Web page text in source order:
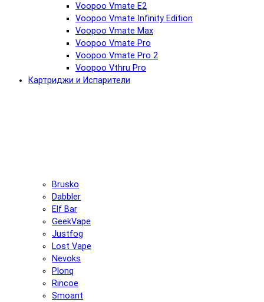
Voopoo Vmate E2
Voopoo Vmate Infinity Edition
Voopoo Vmate Max
Voopoo Vmate Pro
Voopoo Vmate Pro 2
Voopoo Vthru Pro
Картриджи и Испарители
Brusko
Dabbler
Elf Bar
GeekVape
Justfog
Lost Vape
Nevoks
Plonq
Rincoe
Smoant